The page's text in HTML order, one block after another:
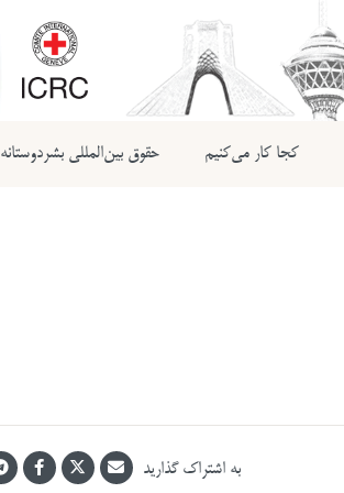
کجا کار می‌کنیم حقوق بین‌المللی بشردوستانه
به اشتراک گذارید